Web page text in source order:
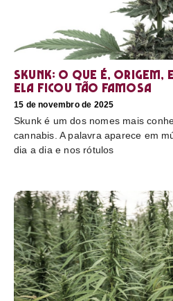
Skunk: o que é,
ela ficou tão famosa
15 de novembro de 2025
Skunk é um dos nomes mais
cannabis. A palavra aparece em
dia a dia e nos rótulos